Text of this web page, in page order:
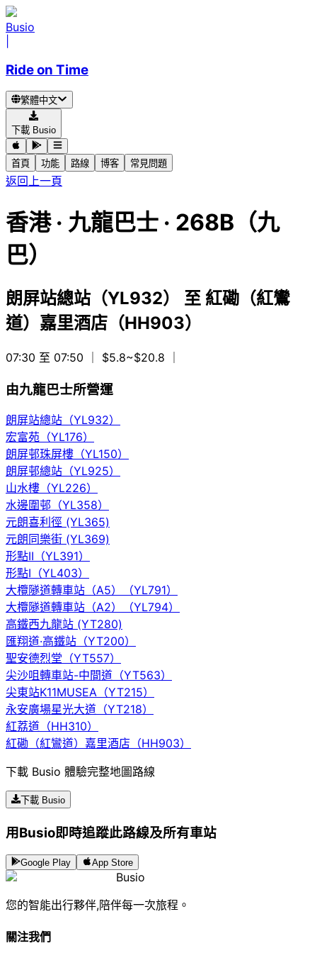
Busio
Ride on Time
繁體中文
下載 Busio
首頁 功能 路線 博客 常見問題
返回上一頁
香港· 九龍巴士 · 268B（九
巴）
朗屏站總站（YL932） 至 紅磡（紅鸞
道）嘉里酒店（HH903）
07:30 至 07:50 ｜ $5.8~$20.8
由九龍巴士所營運
朗屏站總站（YL932）
宏富苑（YL176）
朗屏邨珠屏樓（YL150）
朗屏邨總站（YL925）
山水樓（YL226）
水邊圍邨（YL358）
元朗喜利徑 (YL365)
元朗同樂街 (YL369)
形點II（YL391）
形點I（YL403）
大欖隧道轉車站（A5）（YL791）
大欖隧道轉車站（A2）（YL794）
高鐵西九龍站 (YT280)
匯翔道·高鐵站（YT200）
聖安德烈堂（YT557）
尖沙咀轉車站-中間道（YT563）
尖東站K11MUSEA（YT215）
永安廣場星光大道（YT218）
紅荔道（HH310）
紅磡（紅鸞道）嘉里酒店（HH903）
下載 Busio 體驗完整地圖路線
下載 Busio
用Busio即時追蹤此路線及所有車站
Google Play App Store
Busio
您的智能出行夥伴,陪伴每一次旅程。
關注我們